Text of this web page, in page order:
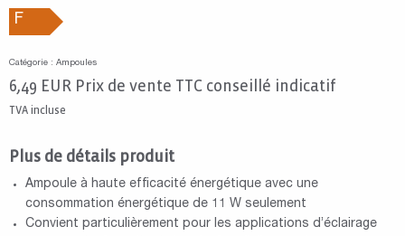
F
Catégorie : Ampoules
6,49 EUR Prix de vente TTC conseillé indicatif
TVA incluse
Plus de détails produit
Ampoule à haute efficacité énergétique avec une
consommation énergétique de 11 W seulement
Convient particulièrement pour les applications d’éclairage